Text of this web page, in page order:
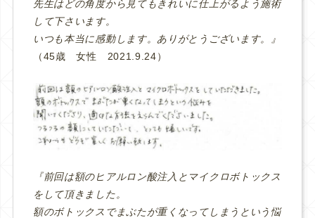
先生はどの角度から見てもきれいに仕上がるよう施術
して下さいます。
いつも本当に感動します。ありがとうございます。』
（45歳 女性 2021.9.24）
『前回は額のヒアルロン酸注入とマイクロボトックス
をして頂きました。
額のボトックスでまぶたが重くなってしまうという悩